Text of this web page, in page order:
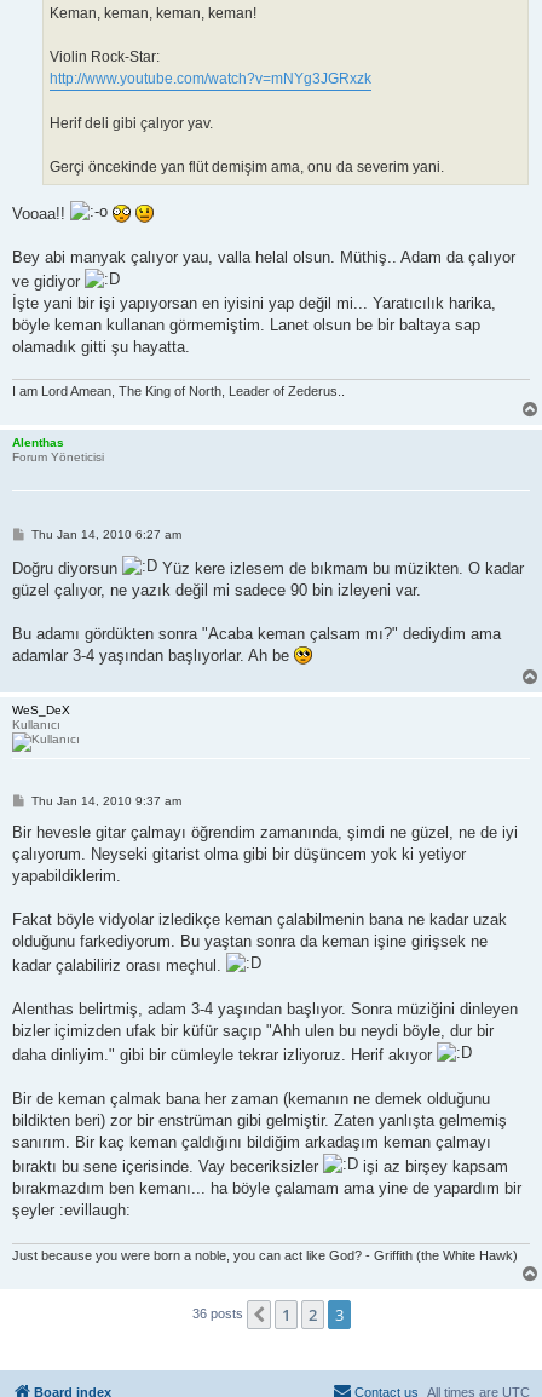
Keman, keman, keman, keman!
Violin Rock-Star:
http://www.youtube.com/watch?v=mNYg3JGRxzk
Herif deli gibi çalıyor yav.
Gerçi öncekinde yan flüt demişim ama, onu da severim yani.
Vooaa!!
Bey abi manyak çalıyor yau, valla helal olsun. Müthiş.. Adam da çalıyor
ve gidiyor
İşte yani bir işi yapıyorsan en iyisini yap değil mi... Yaratıcılık harika,
böyle keman kullanan görmemiştim. Lanet olsun be bir baltaya sap
olamadık gitti şu hayatta.
I am Lord Amean, The King of North, Leader of Zederus..
Alenthas
Forum Yöneticisi
P
t
Thu Jan 14, 2010 6:27 am
Doğru diyorsun
Yüz kere izlesem de bıkmam bu müzikten. O kadar
güzel çalıyor, ne yazık değil mi sadece 90 bin izleyeni var.
Bu adamı gördükten sonra "Acaba keman çalsam mı?" dediydim ama
adamlar 3-4 yaşından başlıyorlar. Ah be
WeS_DeX
Kullanıcı
P
s
Thu Jan 14, 2010 9:37 am
Bir hevesle gitar çalmayı öğrendim zamanında, şimdi ne güzel, ne de iyi
çalıyorum. Neyseki gitarist olma gibi bir düşüncem yok ki yetiyor
yapabildiklerim.
Fakat böyle vidyolar izledikçe keman çalabilmenin bana ne kadar uzak
olduğunu farkediyorum. Bu yaştan sonra da keman işine girişsek ne
kadar çalabiliriz orası meçhul.
Alenthas belirtmiş, adam 3-4 yaşından başlıyor. Sonra müziğini dinleyen
bizler içimizden ufak bir küfür saçıp "Ahh ulen bu neydi böyle, dur bir
daha dinliyim." gibi bir cümleyle tekrar izliyoruz. Herif akıyor
Bir de keman çalmak bana her zaman (kemanın ne demek olduğunu
bildikten beri) zor bir enstrüman gibi gelmiştir. Zaten yanlışta gelmemiş
sanırım. Bir kaç keman çaldığını bildiğim arkadaşım keman çalmayı
bıraktı bu sene içerisinde. Vay beceriksizler
işi az birşey kapsam
bırakmazdım ben kemanı... ha böyle çalamam ama yine de yapardım bir
şeyler :evillaugh:
Just because you were born a noble, you can act like God? - Griffith (the White Hawk)
36 posts Previous
1 2 3
Board index All times are UTC
Contact us